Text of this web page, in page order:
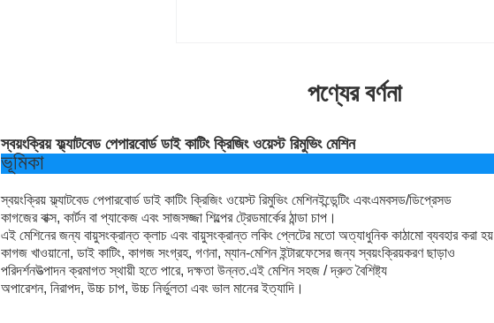
পণ্যের বর্ণনা
স্বয়ংক্রিয় ফ্ল্যাটবেড পেপারবোর্ড ডাই কাটিং ক্রিজিং ওয়েস্ট রিমুভিং মেশিন
ভূমিকা
স্বয়ংক্রিয় ফ্ল্যাটবেড পেপারবোর্ড ডাই কাটিং ক্রিজিং ওয়েস্ট রিমুভিং মেশিনইন্ডেন্টিং এবংএমবসড/ডিপ্রেসড
কাগজের বাক্স, কার্টন বা প্যাকেজ এবং সাজসজ্জা শিল্পের ট্রেডমার্কের ঠান্ডা চাপ।
এই মেশিনের জন্য বায়ুসংক্রান্ত ক্লাচ এবং বায়ুসংক্রান্ত লকিং প্লেটের মতো অত্যাধুনিক কাঠামো ব্যবহার করা হয়
কাগজ খাওয়ানো, ডাই কাটিং, কাগজ সংগ্রহ, গণনা, ম্যান-মেশিন ইন্টারফেসের জন্য স্বয়ংক্রিয়করণ ছাড়াও
পরিদর্শনউত্পাদন ক্রমাগত স্থায়ী হতে পারে, দক্ষতা উন্নত.এই মেশিন সহজ / দ্রুত বৈশিষ্ট্য
অপারেশন, নিরাপদ, উচ্চ চাপ, উচ্চ নির্ভুলতা এবং ভাল মানের ইত্যাদি।